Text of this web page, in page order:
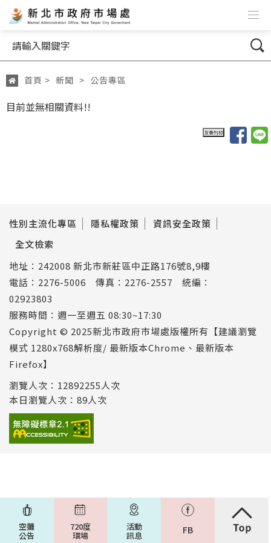
跳到主要內容
網站導覽
搜尋
首頁 > 新聞 > 公告專區
目前並無相關資料!!
性別主流化專區 隱私權政策
資訊安全政策
全文檢索
地址：242008 新北市新莊區中正路176號8,9樓
電話：2276-5006 傳真：2276-2557 統編：
02923803
服務時間：週一至週五 08:30~17:30
Copyright © 2025新北市政府市場處版權所有【建議瀏覽
模式 1280x768解析度/ 最新版本Chrome、最新版本
Firefox】
瀏覽人次：12892255人次
本日瀏覽人次：89人次
空攤
公告
720度
環場
活動
訊息 FB